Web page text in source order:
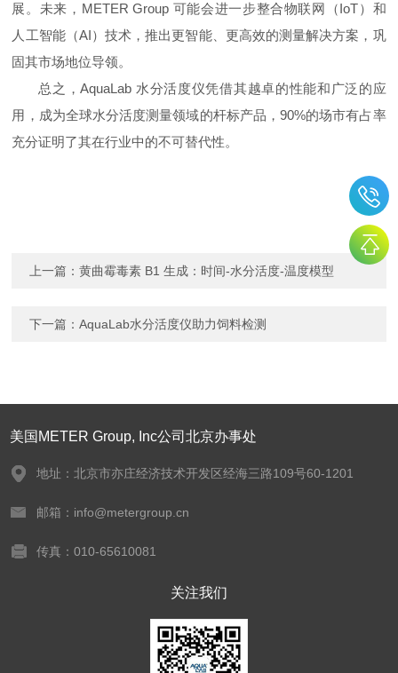
展。未来， METER Group 可能会进一步整合物联网（IoT）和
人工智能（AI）技术，推出更智能、更高效的测量解决方案，巩
固其市场地位导领。
总之，AquaLab 水分活度仪凭借其越卓的性能和广泛的应
用，成为全球水分活度测量领域的杆标产品，90%的场市有占率
充分证明了其在行业中的不可替代性。
上一篇：黄曲霉毒素 B1 生成：时间-水分活度-温度模型
下一篇：AquaLab水分活度仪助力饲料检测
美国METER Group, Inc公司北京办事处
地址：北京市亦庄经济技术开发区经海三路109号60-1201
邮箱：info@metergroup.cn
传真：010-65610081
关注我们